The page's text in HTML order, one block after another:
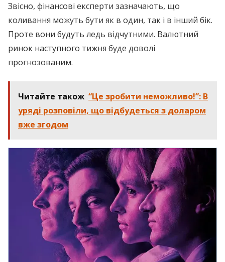
Звісно, фінансові експерти зазначають, що
коливання можуть бути як в один, так і в інший бік.
Проте вони будуть ледь відчутними. Валютний
ринок наступного тижня буде доволі
прогнозованим.
Читайте також “Це зробити неможливо!”: В
уряді розповіли, що відбудеться з доларом
вже згодом